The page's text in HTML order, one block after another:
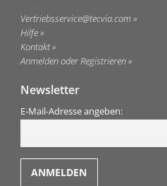
Vertriebsservice@tecvia.com
Hilfe
Kontakt
Anmelden oder Registrieren
Newsletter
E-Mail-Adresse angeben: